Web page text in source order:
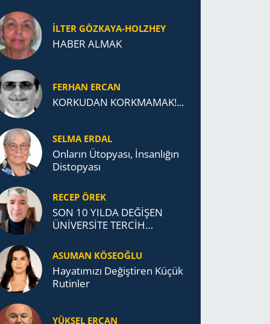
İLTER GÖZKAYA-HOLZHEY
HABER ALMAK
FERHAN ERCAN
KORKUDAN KORKMAMAK!...
SELMA ERDAL
Onların Ütopyası, İnsanlığın
Distopyası
RECEP ÖREK
SON 10 YILDA DEĞİŞEN
ÜNİVERSİTE TERCİH
ASUMAN KÖSEOĞLU
Ha­ya­tı­mı­zı De­ğiş­ti­ren Küçük
Ru­tin­ler
YÜKSEL ERCAN